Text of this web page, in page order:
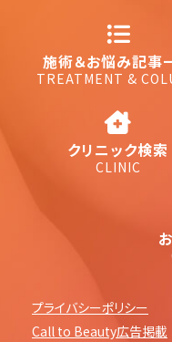
施術＆お悩み記事
TREATMENT &
クリニック検索
CLINIC
プライバシーポリシー
Call to Beauty広告掲載